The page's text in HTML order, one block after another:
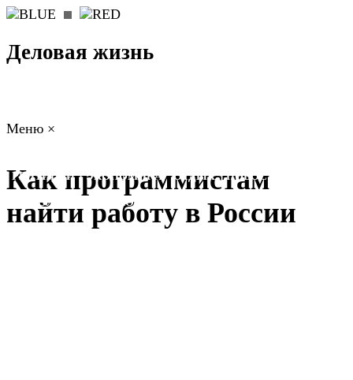
Деловая жизнь
Меню ×
РЕЙТИНГИ ЭКОНОМИКА ОТДЫХ НОВОСТИ
КОНСУЛЬТАНТЫ КОНТАКТЫ
Как программистам
найти работу в России